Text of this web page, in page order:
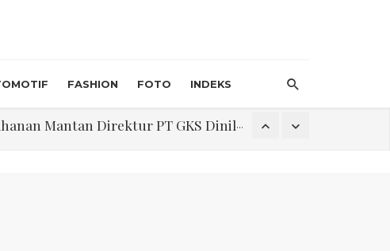
FASHION FOTO INDEKS
Mantan Direktur PT GKS Dinilai Rancu